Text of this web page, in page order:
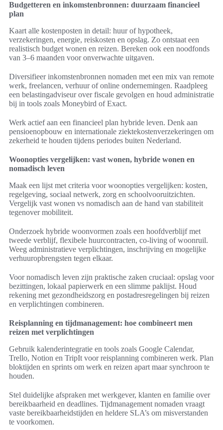
Budgetteren en inkomstenbronnen: duurzaam financieel
plan
Kaart alle kostenposten in detail: huur of hypotheek,
verzekeringen, energie, reiskosten en opslag. Zo ontstaat een
realistisch budget wonen en reizen. Bereken ook een noodfonds
van 3–6 maanden voor onverwachte uitgaven.
Diversifieer inkomstenbronnen nomaden met een mix van remote
werk, freelancen, verhuur of online ondernemingen. Raadpleeg
een belastingadviseur over fiscale gevolgen en houd administratie
bij in tools zoals Moneybird of Exact.
Werk actief aan een financieel plan hybride leven. Denk aan
pensioenopbouw en internationale ziektekostenverzekeringen om
zekerheid te houden tijdens periodes buiten Nederland.
Woonopties vergelijken: vast wonen, hybride wonen en
nomadisch leven
Maak een lijst met criteria voor woonopties vergelijken: kosten,
regelgeving, sociaal netwerk, zorg en schoolvooruitzichten.
Vergelijk vast wonen vs nomadisch aan de hand van stabiliteit
tegenover mobiliteit.
Onderzoek hybride woonvormen zoals een hoofdverblijf met
tweede verblijf, flexibele huurcontracten, co-living of woonruil.
Weeg administratieve verplichtingen, inschrijving en mogelijke
verhuuropbrengsten tegen elkaar.
Voor nomadisch leven zijn praktische zaken cruciaal: opslag voor
bezittingen, lokaal papierwerk en een slimme paklijst. Houd
rekening met gezondheidszorg en postadresregelingen bij reizen
en verplichtingen combineren.
Reisplanning en tijdmanagement: hoe combineert men
reizen met verplichtingen
Gebruik kalenderintegratie en tools zoals Google Calendar,
Trello, Notion en TripIt voor reisplanning combineren werk. Plan
bloktijden en sprints om werk en reizen apart maar synchroon te
houden.
Stel duidelijke afspraken met werkgever, klanten en familie over
bereikbaarheid en deadlines. Tijdmanagement nomaden vraagt
vaste bereikbaarheidstijden en heldere SLA’s om misverstanden
te voorkomen.